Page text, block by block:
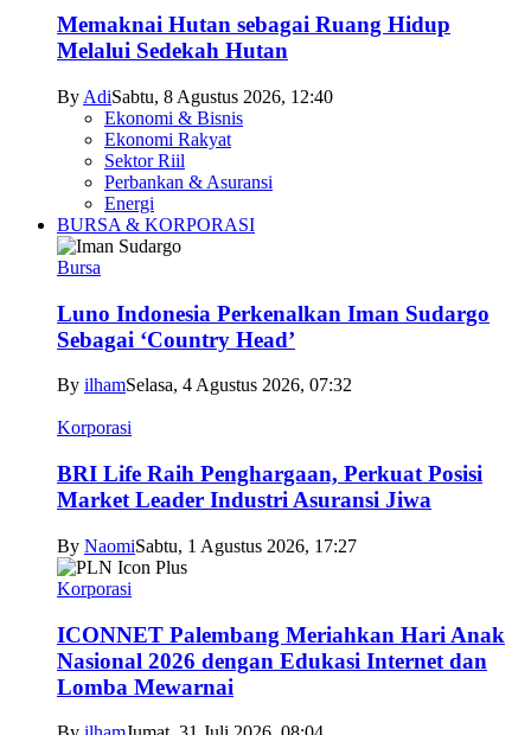
Memaknai Hutan sebagai Ruang Hidup
Melalui Sedekah Hutan
By AdiSabtu, 8 Agustus 2026, 12:40
Ekonomi & Bisnis
Ekonomi Rakyat
Sektor Riil
Perbankan & Asuransi
Energi
BURSA & KORPORASI
Bursa
Luno Indonesia Perkenalkan Iman Sudargo
Sebagai ‘Country Head’
By ilhamSelasa, 4 Agustus 2026, 07:32
Korporasi
BRI Life Raih Penghargaan, Perkuat Posisi
Market Leader Industri Asuransi Jiwa
By NaomiSabtu, 1 Agustus 2026, 17:27
Korporasi
ICONNET Palembang Meriahkan Hari Anak
Nasional 2026 dengan Edukasi Internet dan
Lomba Mewarnai